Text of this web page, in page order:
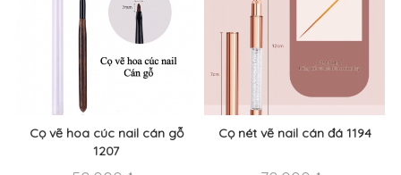
Cọ vẽ hoa cúc nail cán gỗ
1207
Cọ nét vẽ nail cán đá 1194